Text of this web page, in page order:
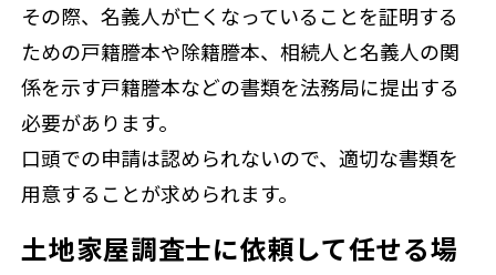
その際、名義人が亡くなっていることを証明する
ための戸籍謄本や除籍謄本、相続人と名義人の関
係を示す戸籍謄本などの書類を法務局に提出する
必要があります。
口頭での申請は認められないので、適切な書類を
用意することが求められます。
土地家屋調査士に依頼して任せる場